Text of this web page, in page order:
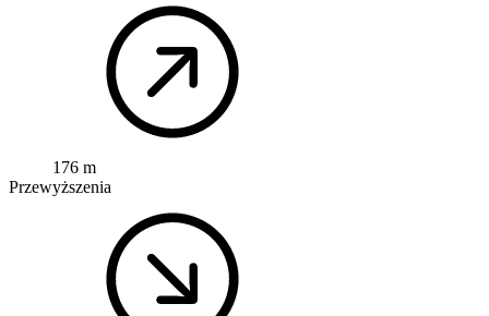
176 m
Przewyższenia